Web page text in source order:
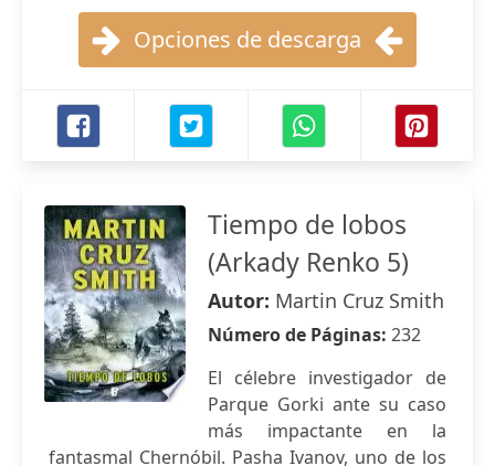
Opciones de descarga
Tiempo de lobos
(Arkady Renko 5)
Autor: Martin Cruz Smith
Número de Páginas: 232
El célebre investigador de
Parque Gorki ante su caso
más impactante en la
fantasmal Chernóbil. Pasha Ivanov, uno de los